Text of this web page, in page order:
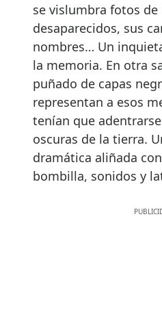
se vislumbra fotos de
desaparecidos, sus
nombres… Un
la memoria. En otra
puñado de capas
representan a esos
tenían que
oscuras de la tierra.
dramática aliñada
bombilla, sonidos y